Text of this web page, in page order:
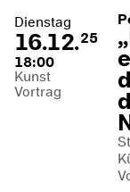
Dienstag
16.12.25
18:00
Kunst
Vortrag